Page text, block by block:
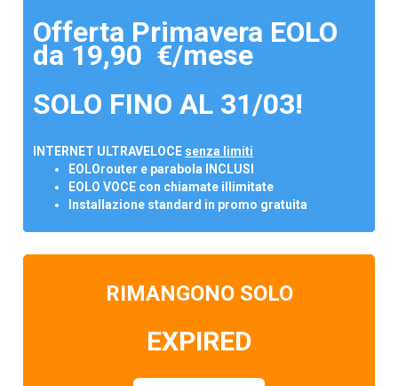
Offerta Primavera EOLO
da 19,90 €/mese
SOLO FINO AL 31/03!
INTERNET ULTRAVELOCE senza limiti
EOLOrouter e parabola INCLUSI
EOLO VOCE con chiamate illimitate
Installazione standard in promo gratuita
RIMANGONO SOLO
EXPIRED